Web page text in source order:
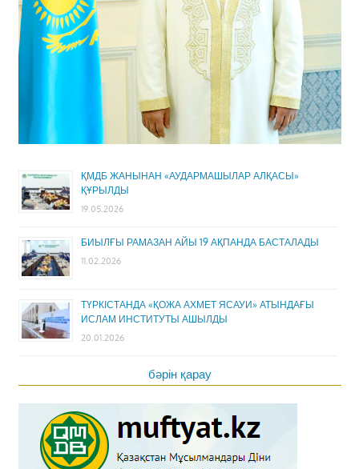
ҚМДБ ЖАНЫНАН «АУДАРМАШЫЛАР АЛҚАСЫ»
ҚҰРЫЛДЫ
19.05.2026
БИЫЛҒЫ РАМАЗАН АЙЫ 19 АҚПАНДА БАСТАЛАДЫ
11.02.2026
ТҮРКІСТАНДА «ҚОЖА АХМЕТ ЯСАУИ» АТЫНДАҒЫ
ИСЛАМ ИНСТИТУТЫ АШЫЛДЫ
20.01.2026
бәрін қарау